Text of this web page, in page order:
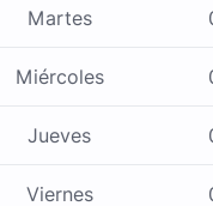
Martes
Miércoles
Jueves
Viernes